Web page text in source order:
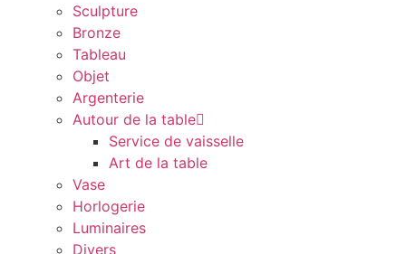
Sculpture
Bronze
Tableau
Objet
Argenterie
Autour de la table
Service de vaisselle
Art de la table
Vase
Horlogerie
Luminaires
Divers